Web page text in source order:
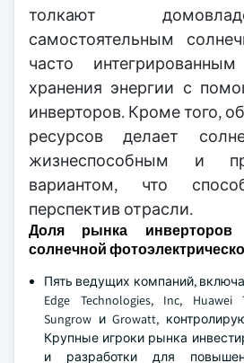
толкают
самостоятельным
часто
хранения энергии с
инверторов. Кроме того,
ресурсов делает
жизнеспособным и
вариантом, что
перспектив отрасли.
Доля рынка
солнечной
Пять ведущих компаний,
Edge Technologies, Inc, Huawei
Sungrow и Growatt,
Крупные игроки рынка
и разработки для